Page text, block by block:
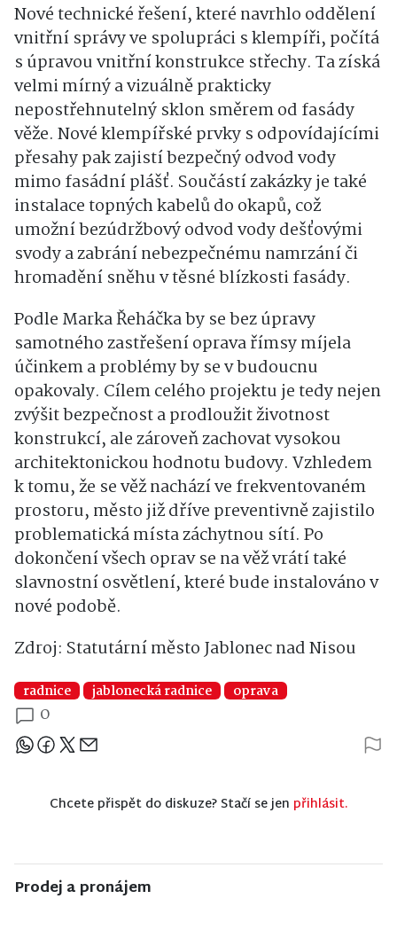
Nové technické řešení, které navrhlo oddělení
vnitřní správy ve spolupráci s klempíři, počítá
s úpravou vnitřní konstrukce střechy. Ta získá
velmi mírný a vizuálně prakticky
nepostřehnutelný sklon směrem od fasády
věže. Nové klempířské prvky s odpovídajícími
přesahy pak zajistí bezpečný odvod vody
mimo fasádní plášť. Součástí zakázky je také
instalace topných kabelů do okapů, což
umožní bezúdržbový odvod vody dešťovými
svody a zabrání nebezpečnému namrzání či
hromadění sněhu v těsné blízkosti fasády.
Podle Marka Řeháčka by se bez úpravy
samotného zastřešení oprava římsy míjela
účinkem a problémy by se v budoucnu
opakovaly. Cílem celého projektu je tedy nejen
zvýšit bezpečnost a prodloužit životnost
konstrukcí, ale zároveň zachovat vysokou
architektonickou hodnotu budovy. Vzhledem
k tomu, že se věž nachází ve frekventovaném
prostoru, město již dříve preventivně zajistilo
problematická místa záchytnou sítí. Po
dokončení všech oprav se na věž vrátí také
slavnostní osvětlení, které bude instalováno v
nové podobě.
Zdroj: Statutární město Jablonec nad Nisou
radnice jablonecká radnice oprava
0
Sdílejte článek
Chcete přispět do diskuze? Stačí se jen přihlásit.
Prodej a pronájem